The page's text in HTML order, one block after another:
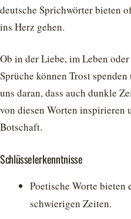
deutsche Sprichwörter bieten
ins Herz gehen.
Ob in der Liebe, im Leben
Sprüche können Trost
uns daran, dass auch dunkle
von diesen Worten
Botschaft.
Schlüsselerkenntnisse
Poetische Worte
schwierigen Zeiten.